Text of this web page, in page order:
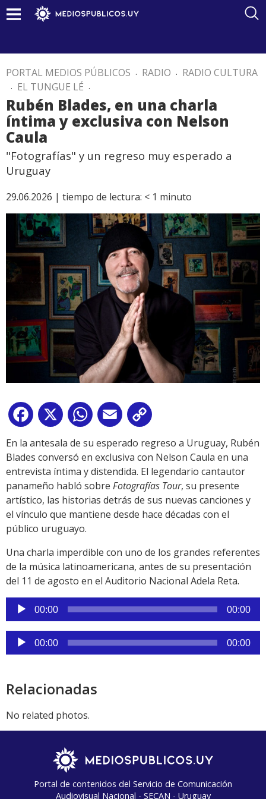
PORTAL MEDIOS PÚBLICOS . RADIO . RADIO CULTURA
. EL TUNGUE LÉ .
Rubén Blades, en una charla
íntima y exclusiva con Nelson
Caula
"Fotografías" y un regreso muy esperado a
Uruguay
29.06.2026 | tiempo de lectura: < 1 minuto
Facebook
X WhatsApp
Email
Link
En la antesala de su esperado regreso a Uruguay, Rubén
Blades conversó en exclusiva con Nelson Caula en una
entrevista íntima y distendida. El legendario cantautor
panameño habló sobre Fotografías Tour, su presente
artístico, las historias detrás de sus nuevas canciones y
el vínculo que mantiene desde hace décadas con el
público uruguayo.
Una charla imperdible con uno de los grandes referentes
de la música latinoamericana, antes de su presentación
del 11 de agosto en el Auditorio Nacional Adela Reta.
Reproductor
de
audio
00:00 00:00
Reproductor
de
00:00 00:00
Relacionadas
No related photos.
Portal de contenidos del Servicio de Comunicación
Audiovisual Nacional - SECAN - Uruguay